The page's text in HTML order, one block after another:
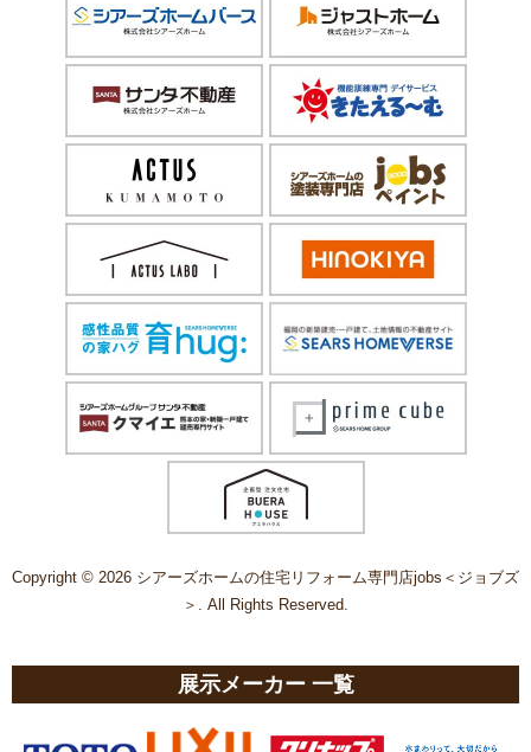
Copyright © 2026 シアーズホームの住宅リフォーム専門店jobs＜ジョブズ
＞. All Rights Reserved.
展示メーカー 一覧